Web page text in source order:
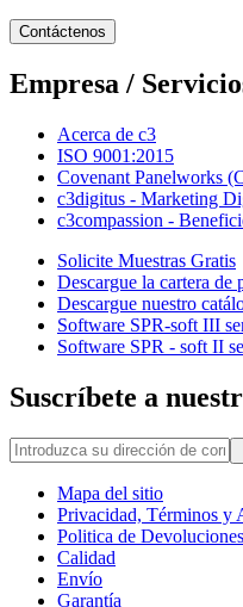
Contáctenos
Empresa /
Acerca de c3
ISO 9001:2015
Covenant Panelworks
c3digitus - Marketing
c3compassion -
Solicite Muestras Gratis
Descargue la cartera de
Descargue nuestro
Software SPR-soft III
Software SPR - soft II
Suscríbete a
Mapa del sitio
Privacidad, Términos y
Politica de Devoluciones
Calidad
Envío
Garantía